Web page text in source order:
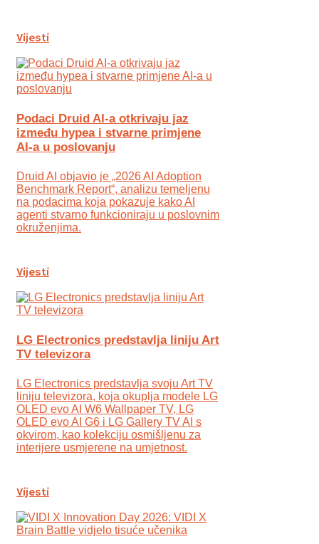
Vijesti
Podaci Druid AI-a otkrivaju jaz
između hypea i stvarne primjene
AI-a u poslovanju
Druid AI objavio je „2026 AI Adoption
Benchmark Report“, analizu temeljenu
na podacima koja pokazuje kako AI
agenti stvarno funkcioniraju u poslovnim
okruženjima.
Vijesti
LG Electronics predstavlja liniju Art
TV televizora
LG Electronics predstavlja svoju Art TV
liniju televizora, koja okuplja modele LG
OLED evo AI W6 Wallpaper TV, LG
OLED evo AI G6 i LG Gallery TV AI s
okvirom, kao kolekciju osmišljenu za
interijere usmjerene na umjetnost.
Vijesti